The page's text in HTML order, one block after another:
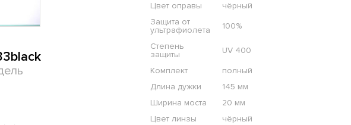
Цвет оправы
чёрный
Защита от
ультрафиолета
100%
Степень
защиты
UV 400
Комплект
полный
Длина дужки
145 мм
Ширина моста
20 мм
Цвет линзы
чёрный